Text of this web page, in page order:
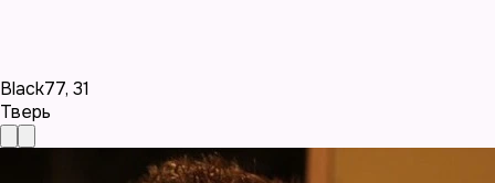
Black77, 31
Тверь